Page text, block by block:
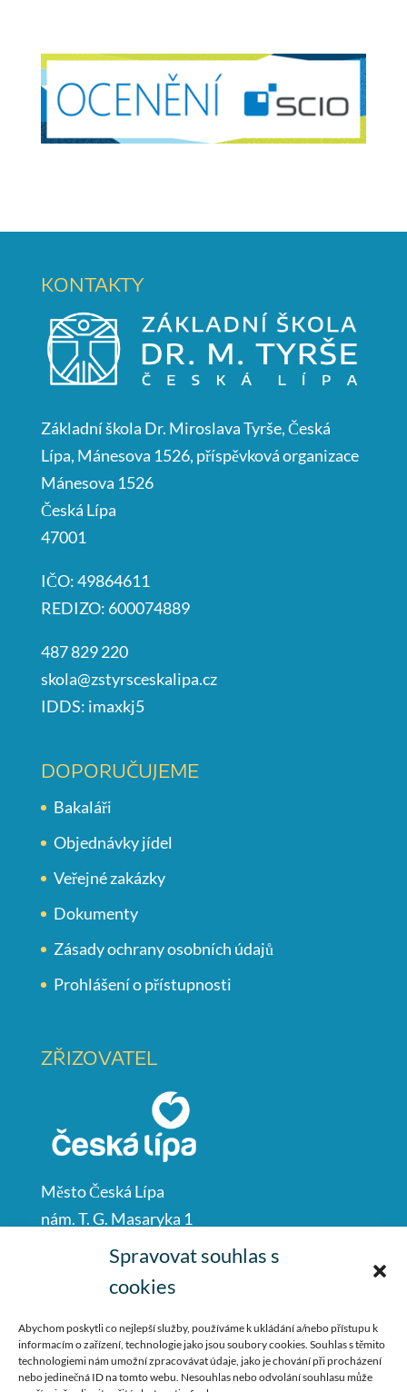
Spravovat souhlas s
cookies
Abychom poskytli co nejlepší služby, používáme k ukládání a/nebo přístupu k
informacím o zařízení, technologie jako jsou soubory cookies. Souhlas s těmito
technologiemi nám umožní zpracovávat údaje, jako je chování při procházení
nebo jedinečná ID na tomto webu. Nesouhlas nebo odvolání souhlasu může
KONTAKTY
Základní škola Dr. Miroslava Tyrše, Česká
Lípa, Mánesova 1526, příspěvková organizace
Mánesova 1526
Česká Lípa
47001
IČO: 49864611
REDIZO: 600074889
487 829 220
skola@zstyrsceskalipa.cz
IDDS: imaxkj5
DOPORUČUJEME
Bakaláři
Objednávky jídel
Veřejné zakázky
Dokumenty
Zásady ochrany osobních údajů
Prohlášení o přístupnosti
ZŘIZOVATEL
Město Česká Lípa
nám. T. G. Masaryka 1
Česká Lípa
487 881 111
podatelna@mucl.cz